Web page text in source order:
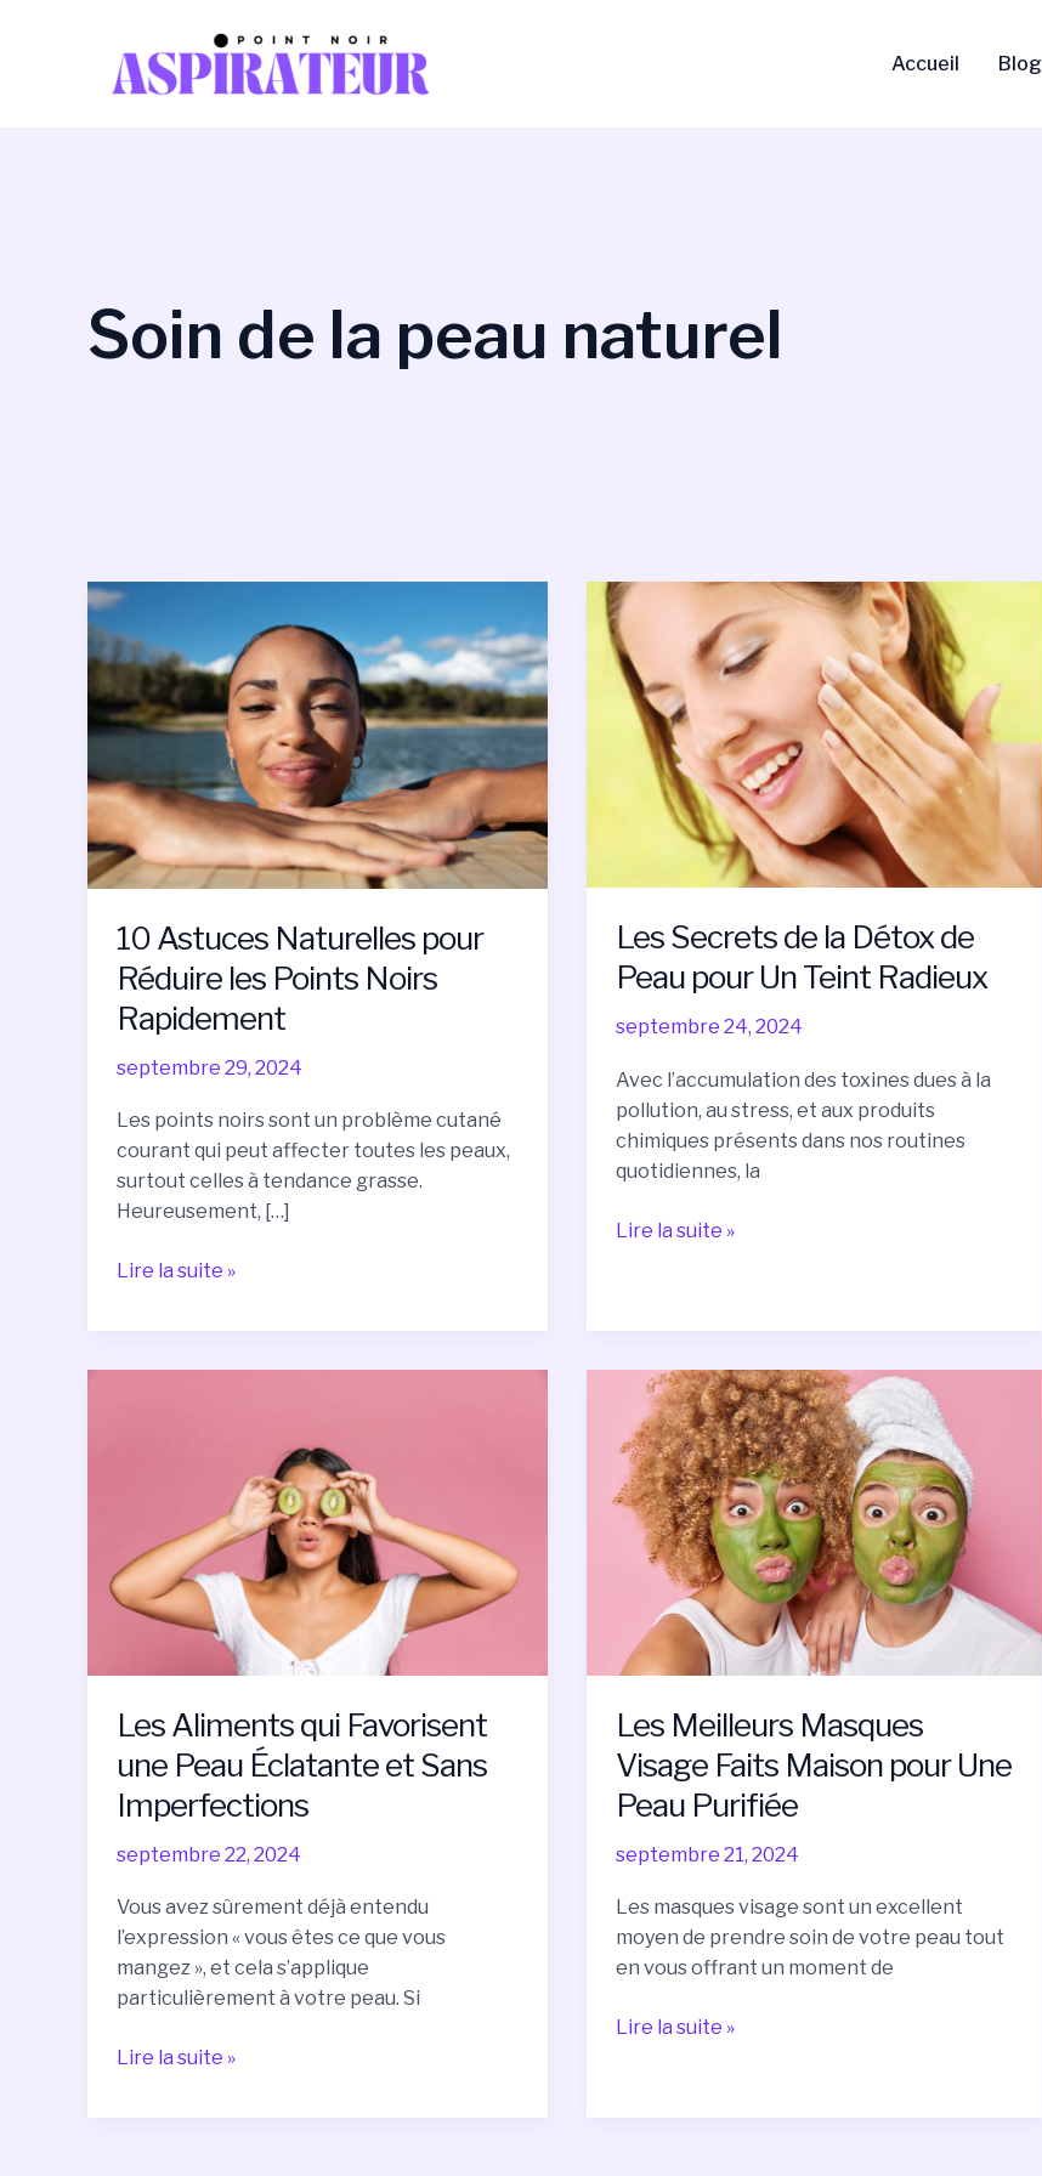
Accueil Blog
Soin de la peau naturel
10 Astuces Naturelles pour
Réduire les Points Noirs
Rapidement
septembre 29, 2024
Les points noirs sont un problème cutané
courant qui peut affecter toutes les peaux,
surtout celles à tendance grasse.
Heureusement, […]
10
Astuces
Naturelles
pour
Réduire
Points
Noirs
Rapidement
Lire la suite »
Les Secrets de la Détox de
Peau pour Un Teint Radieux
septembre 24, 2024
Avec l’accumulation des toxines dues à la
pollution, au stress, et aux produits
chimiques présents dans nos routines
quotidiennes, la
Les
Secrets
de
la
Détox
Peau
Lire la suite »
Les Aliments qui Favorisent
une Peau Éclatante et Sans
Imperfections
septembre 22, 2024
Vous avez sûrement déjà entendu
l’expression « vous êtes ce que vous
mangez », et cela s’applique
particulièrement à votre peau. Si
Éclatante
et
Sans
Imperfections
Lire la suite »
Les Meilleurs Masques
Visage Faits Maison pour Une
Peau Purifiée
septembre 21, 2024
Les masques visage sont un excellent
moyen de prendre soin de votre peau tout
en vous offrant un moment de
Les
Meilleurs
Masques
Visage
Faits
Maison
pour
Peau
Purifiée
Lire la suite »